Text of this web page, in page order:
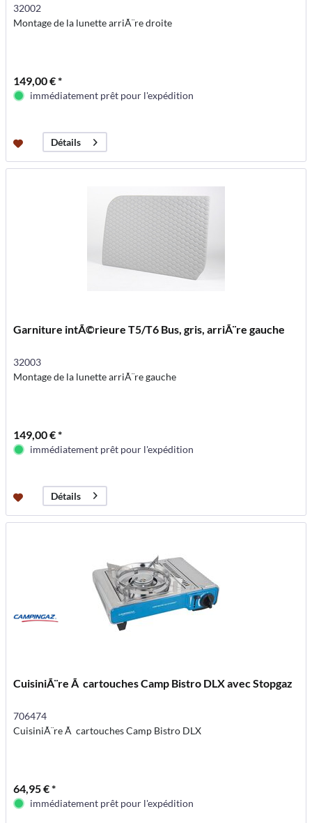
32002
Montage de la lunette arriÃ¨re droite
149,00 € *
immédiatement prêt pour l'expédition
Détails
Garniture intÃ©rieure T5/T6 Bus, gris, arriÃ¨re gauche
32003
Montage de la lunette arriÃ¨re gauche
149,00 € *
immédiatement prêt pour l'expédition
Détails
CuisiniÃ¨re Ã cartouches Camp Bistro DLX avec Stopgaz
706474
CuisiniÃ¨re Ã cartouches Camp Bistro DLX
64,95 € *
immédiatement prêt pour l'expédition